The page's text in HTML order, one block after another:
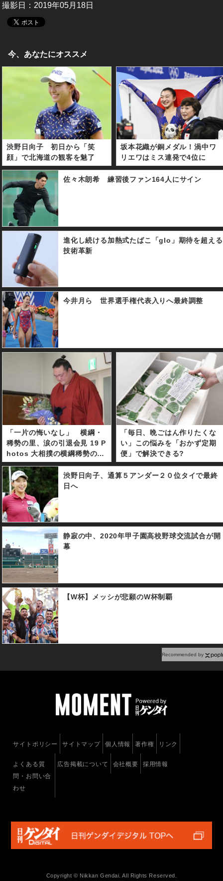
撮影日：2019年05月18日
今、あなたにオススメ
渋野日向子 初日から「笑
顔」で北海道の観客を魅了
坂本花織が銅メダル！渦中ワ
リエワはミス連発で4位に
佐々木朗希 練習後ファン164人にサイン
進化し続ける加熱式たばこ「glo」期待を超える
技術革新
今井月ら 世界選手権代表入りへ最終調整
「一片の悔いなし」 横綱・
稀勢の里、涙の引退会見 19 P
hotos 大相撲の横綱稀勢の里
が引退会見をおこなった。進
退をかけ背水の陣で挑んだ初
場所。初日から３連敗を喫し
決断に至った。１９年ぶりに
誕生した日本出身横綱は怪我
に悩まされ、復活できぬまま
土俵を去ることとなった。
「毎日、晩ごはん作りたくな
い」この悩みを「おかず定期
便」で解決できる?
渋野日向子、通算５アンダー２０位タイで最終
日へ
静寂の中、2020年甲子園高校野球交流試合が開
幕
【W杯】メッシが悲願のW杯制覇
Recommended by
サイトポリシー サイトマップ 個人情報 著作権 リンク
よくある質
問・お問い合
わせ
広告掲載について 会社概要 採用情報
Copyright © Nikkan Gendai. All Rights Reserved.